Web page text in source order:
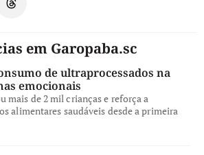
em Garopaba.sc
de ultraprocessados na
emocionais
mais de 2 mil crianças e reforça a
alimentares saudáveis desde a primeira